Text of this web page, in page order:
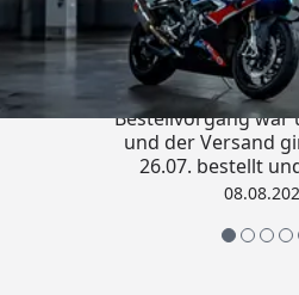
4,85
„Sehr
Bestellvorgang war
und der Versand
26.07. bestellt
geliefert. Die
Beschreibung